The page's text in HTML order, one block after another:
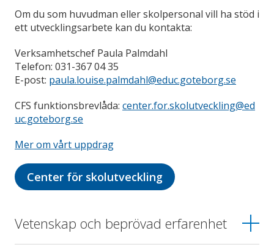
Om du som huvudman eller skolpersonal vill ha stöd i
ett utvecklingsarbete kan du kontakta:
Verksamhetschef Paula Palmdahl
Telefon: 031-367 04 35
E-post: paula.louise.palmdahl@educ.goteborg.se
CFS funktionsbrevlåda: center.for.skolutveckling@ed
uc.goteborg.se
Mer om vårt uppdrag
Center för skolutveckling
Vetenskap och beprövad erfarenhet